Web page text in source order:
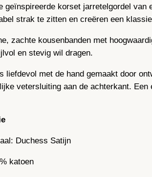
geïnspireerde korset jarretelgordel
strak te zitten en creëren een
zachte kousenbanden met
en stevig wil dragen.
liefdevol met de hand gemaakt door
vetersluiting aan de achterkant. Een
Duchess Satijn
katoen